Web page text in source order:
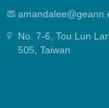
No. 7-6, Tou Lun
505, Taiwan